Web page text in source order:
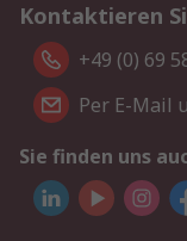
Kontaktieren
+49 (0) 69
Per E-Mail
Sie finden uns